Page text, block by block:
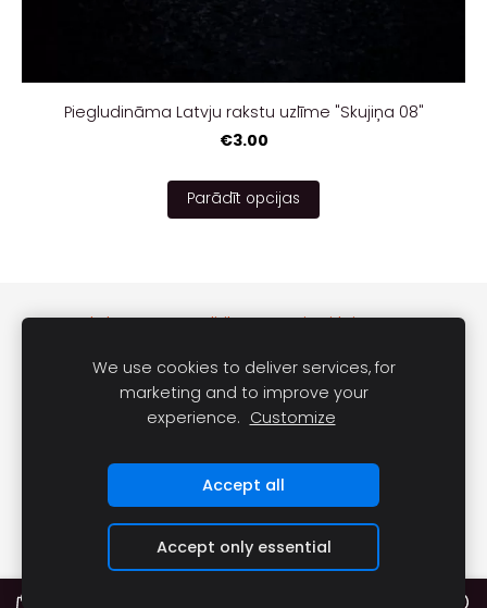
Piegludināma Latvju rakstu uzlīme "Skujiņa 08"
€3.00
Parādīt opcijas
Sīkdatnes Politika
Kā iepirkties?
Palīdzība / Par mums
Kontakti Sīkdatnes
We use cookies to deliver services, for
marketing and to improve your
experience. Customize
Accept all
Accept only essential